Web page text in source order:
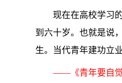
现在在高校学习
到六十岁。也就是说
生。当代青年建功立
——《青年要自觉